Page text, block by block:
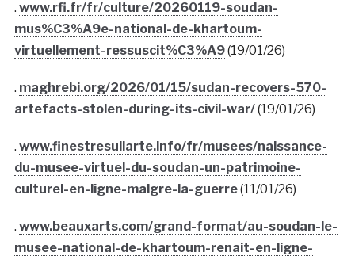
. www.rfi.fr/fr/culture/20260119-soudan-
mus%C3%A9e-national-de-khartoum-
virtuellement-ressuscit%C3%A9(19/01/26)
. maghrebi.org/2026/01/15/sudan-recovers-570-
artefacts-stolen-during-its-civil-war/(19/01/26)
. www.finestresullarte.info/fr/musees/naissance-
du-musee-virtuel-du-soudan-un-patrimoine-
culturel-en-ligne-malgre-la-guerre(11/01/26)
. www.beauxarts.com/grand-format/au-soudan-le-
musee-national-de-khartoum-renait-en-ligne-